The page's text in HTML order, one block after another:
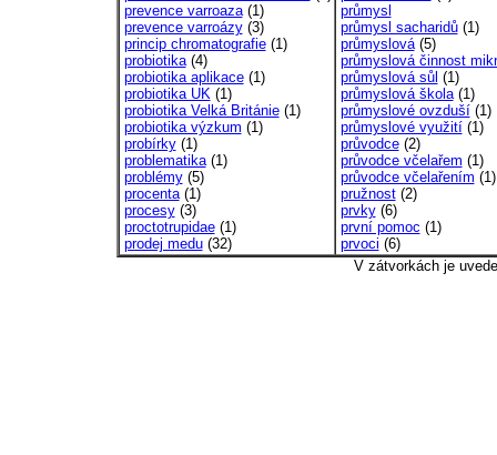
prevence varroaza(1)
prevence varroázy(3)
princip chromatografie(1)
probiotika(4)
probiotika aplikace(1)
probiotika UK(1)
probiotika Velká Británie(1)
probiotika výzkum (1)
probírky(1)
problematika(1)
problémy(5)
procenta(1)
procesy(3)
proctotrupidae(1)
prodej medu(32)
průmysl
průmysl sacharidů(1)
průmyslová(5)
průmyslová činnost
průmyslová sůl (1)
průmyslová škola(1)
průmyslové ovzduší(1)
průmyslové využití(1)
průvodce(2)
průvodce včelařem (1)
průvodce včelařením (1)
pružnost(2)
prvky(6)
první pomoc (1)
prvoci (6)
V zátvorkách je